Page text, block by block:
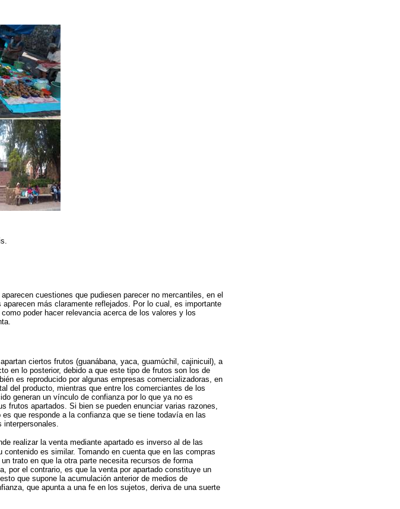
cuestiones que pudiesen parecer no mercantiles, en el
más claramente reflejados. Por lo cual, es importante
poder hacer relevancia acerca de los valores y los
ciertos frutos (guanábana, yaca, guamúchil, cajinicuil), a
en lo posterior, debido a que este tipo de frutos son los de
es reproducido por algunas empresas comercializadoras, en
del producto, mientras que entre los comerciantes de los
generan un vínculo de confianza por lo que ya no es
frutos apartados. Si bien se pueden enunciar varias razones,
que responde a la confianza que se tiene todavía en las
realizar la venta mediante apartado es inverso al de las
es similar. Tomando en cuenta que en las compras
trato en que la otra parte necesita recursos de forma
por el contrario, es que la venta por apartado constituye un
que supone la acumulación anterior de medios de
que apunta a una fe en los sujetos, deriva de una suerte